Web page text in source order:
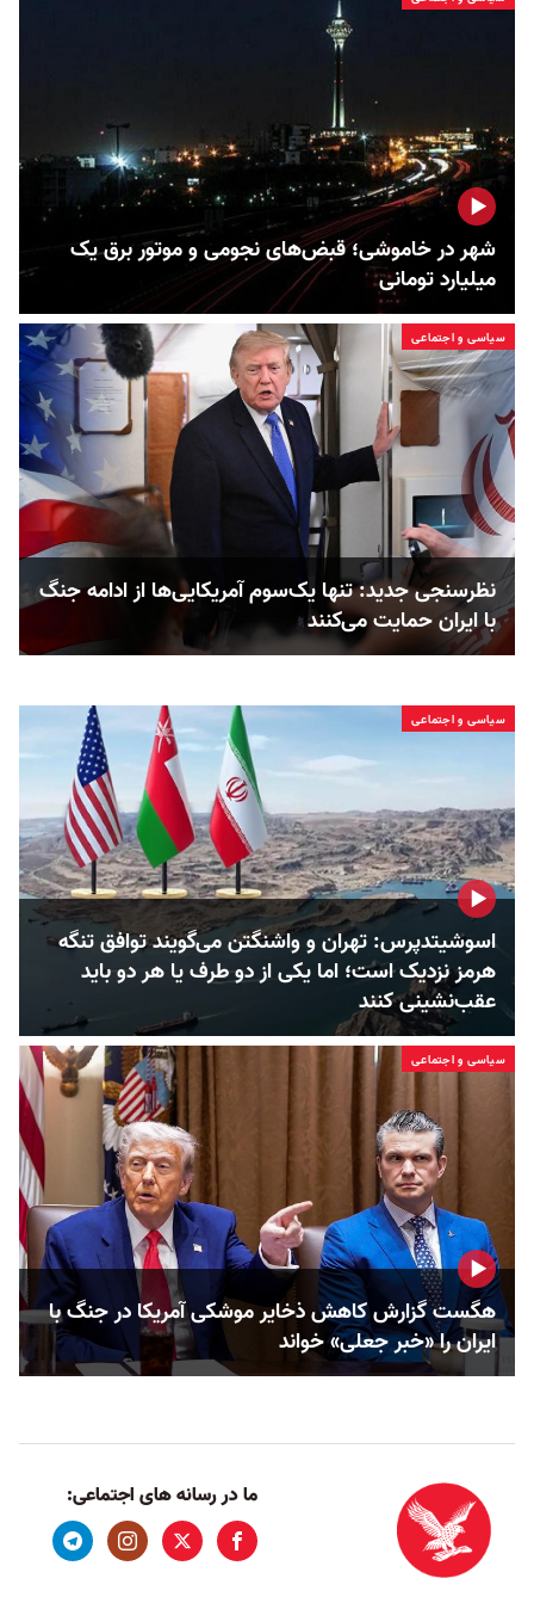
شهر در خاموشی؛ قبض‌های نجومی و موتور برق یک
میلیارد تومانی
سیاسی و اجتماعی
نظرسنجی جدید: تنها یک‌سوم آمریکایی‌ها از ادامه جنگ
با ایران حمایت می‌کنند
سیاسی و اجتماعی
اسوشیتدپرس: تهران و واشنگتن می‌گویند توافق تنگه
هرمز نزدیک است؛ اما یکی از دو طرف یا هر دو باید
عقب‌نشینی کنند
سیاسی و اجتماعی
هگست گزارش کاهش ذخایر موشکی آمریکا در جنگ با
ایران را «خبر جعلی» خواند
ما در رسانه های اجتماعی: